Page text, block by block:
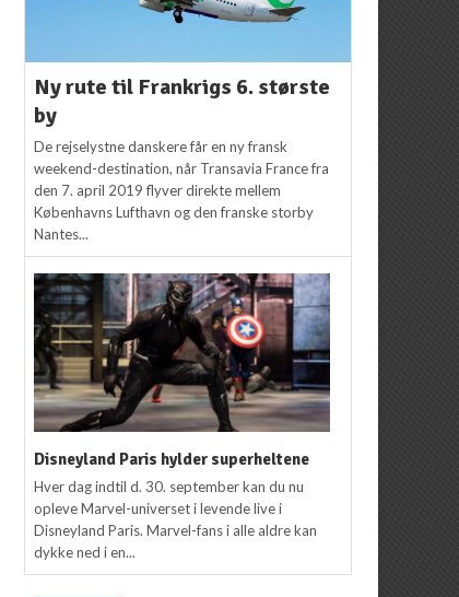
Ny rute til Frankrigs 6. største
by
De rejselystne danskere får en ny fransk
weekend-destination, når Transavia France fra
den 7. april 2019 flyver direkte mellem
Københavns Lufthavn og den franske storby
Nantes...
Disneyland Paris hylder superheltene
Hver dag indtil d. 30. september kan du nu
opleve Marvel-universet i levende live i
Disneyland Paris. Marvel-fans i alle aldre kan
dykke ned i en...